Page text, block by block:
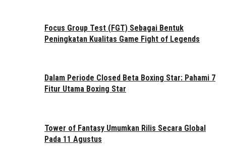
Focus Group Test (FGT) Sebagai Bentuk
Peningkatan Kualitas Game Fight of Legends
Dalam Periode Closed Beta Boxing Star: Pahami 7
Fitur Utama Boxing Star
Tower of Fantasy Umumkan Rilis Secara Global
Pada 11 Agustus